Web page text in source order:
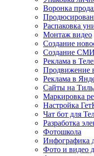
Воронка
Распаковка
Монтаж видео
Создание
Cоздание СМИ
Реклама в
Продвижение
Реклама в
Сайты на
Маркировка
Настройка
Чат бот для
Разработка
Фотошкола
Инфографика
Фото и видео